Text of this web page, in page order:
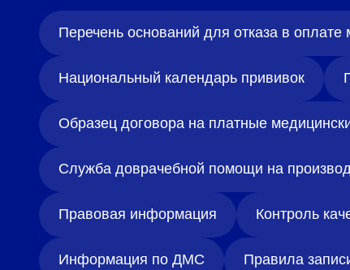
Перечень оснований для отказа в
Национальный календарь прививок
Образец договора на платные
Служба доврачебной помощи на
Правовая информация Контроль
Информация по ДМС Правила